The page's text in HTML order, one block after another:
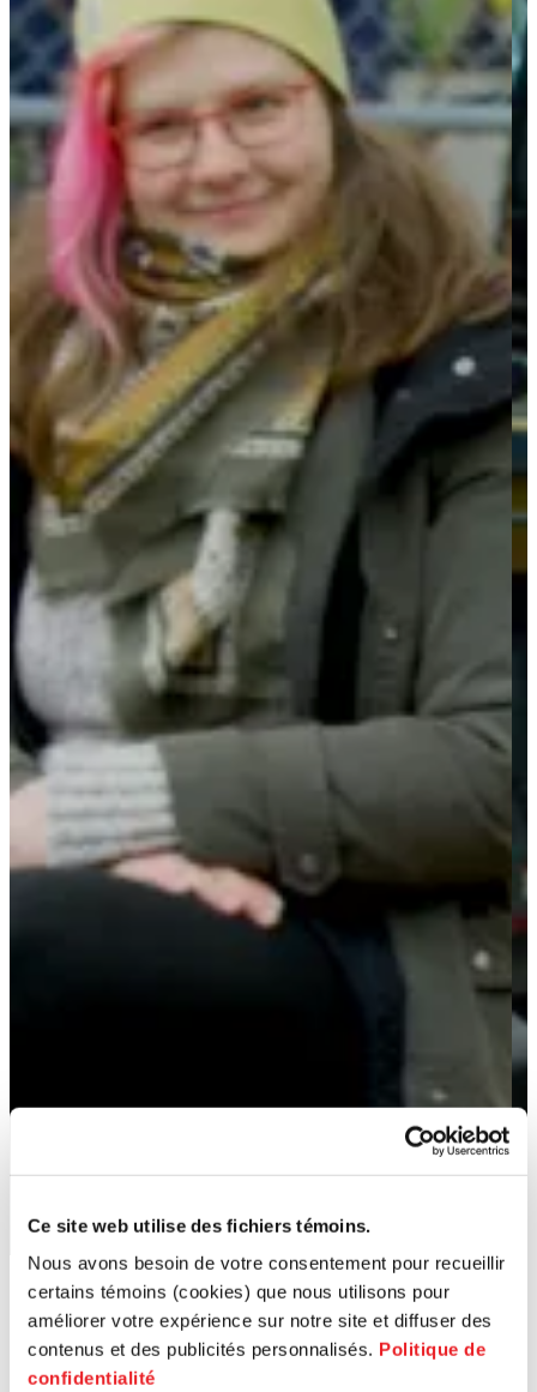
Ce site web utilise des fichiers témoins.
Nous avons besoin de votre consentement pour recueillir
certains témoins (cookies) que nous utilisons pour
améliorer votre expérience sur notre site et diffuser des
contenus et des publicités personnalisés. Politique de
confidentialité